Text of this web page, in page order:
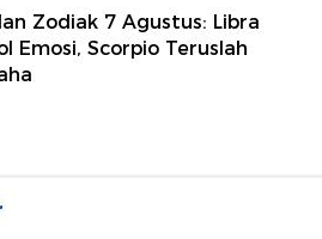
Zodiak 7 Agustus: Libra
Emosi, Scorpio Teruslah